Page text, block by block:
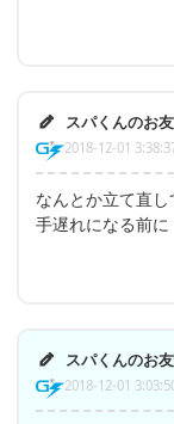
スパくんのお
2018-12-01
なんとか立て直
手遅れになる前に
スパくんのお
2018-12-01